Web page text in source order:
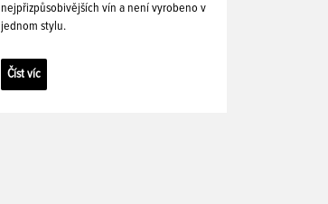
nejpřizpůsobivějších vín a není vyrobeno v
jednom stylu.
Číst víc